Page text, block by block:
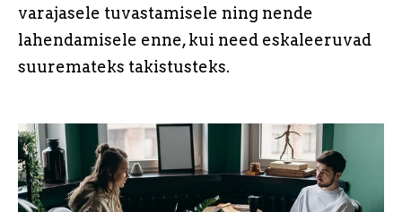
varajasele tuvastamisele ning nende
lahendamisele enne, kui need eskaleeruvad
suuremateks takistusteks.